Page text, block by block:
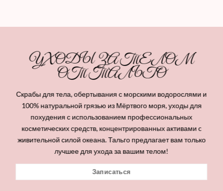
УХОДЫ ЗА ТЕЛОМ
ОТ ТАЛЬГО
Скрабы для тела, обертывания с морскими водорослями и
100% натуральной грязью из Мёртвого моря, уходы для
похудения с использованием профессиональных
косметических средств, концентрированных активами c
живительной силой океана. Тальго предлагает вам только
лучшее для ухода за вашим телом!
Записаться